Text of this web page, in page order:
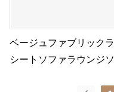
ベージュファブリック
シートソファラウンジ